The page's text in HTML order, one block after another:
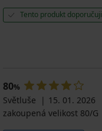
Tento produkt doporučuji
80%
Světluše
15. 01. 2026
zakoupená velikost 80/G